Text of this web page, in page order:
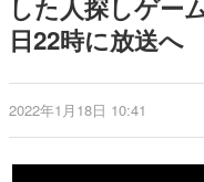
新世代に訊
これからのデ
ゲーム世
ゲームに多
した人探しゲー
日22時に放送へ
2022年1月18日 10:41